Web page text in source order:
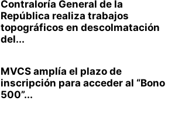
Contraloría General de la
República realiza trabajos
topográficos en descolmatación
del...
MVCS amplía el plazo de
inscripción para acceder al “Bono
500”...